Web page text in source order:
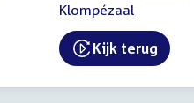
Klompézaal
External link:
Kijk terug